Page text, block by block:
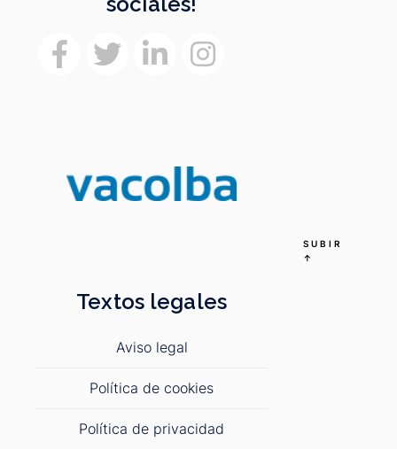
Textos legales
Aviso legal
Política de cookies
Política de privacidad
SUBIR
↑